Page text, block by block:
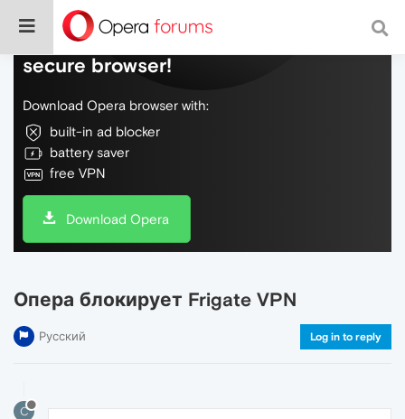
Do more on the web, with a fast and
secure browser!
Download Opera browser with:
built-in ad blocker
battery saver
free VPN
Download Opera
Опера блокирует Frigate VPN
Русский Log in to reply
C